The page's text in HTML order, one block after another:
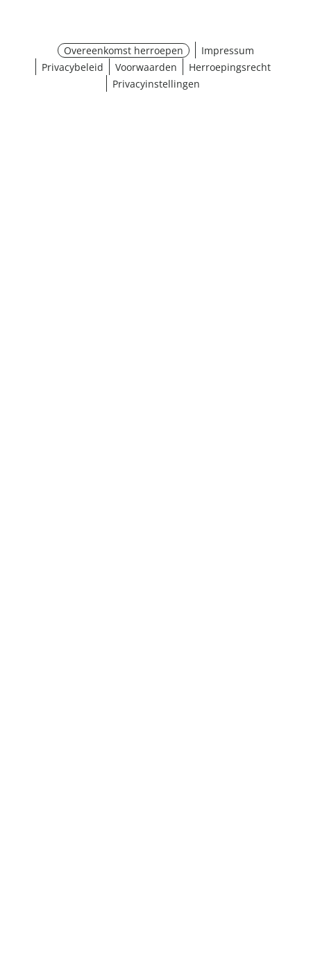
Overeenkomst herroepen
Impressum
Privacybeleid
Voorwaarden
Herroepingsrecht
Privacyinstellingen